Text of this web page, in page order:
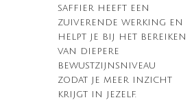
saffier heeft een
zuiverende werking en
helpt je bij het bereiken
van diepere
bewustzijnsniveau
zodat je meer inzicht
krijgt in jezelf.